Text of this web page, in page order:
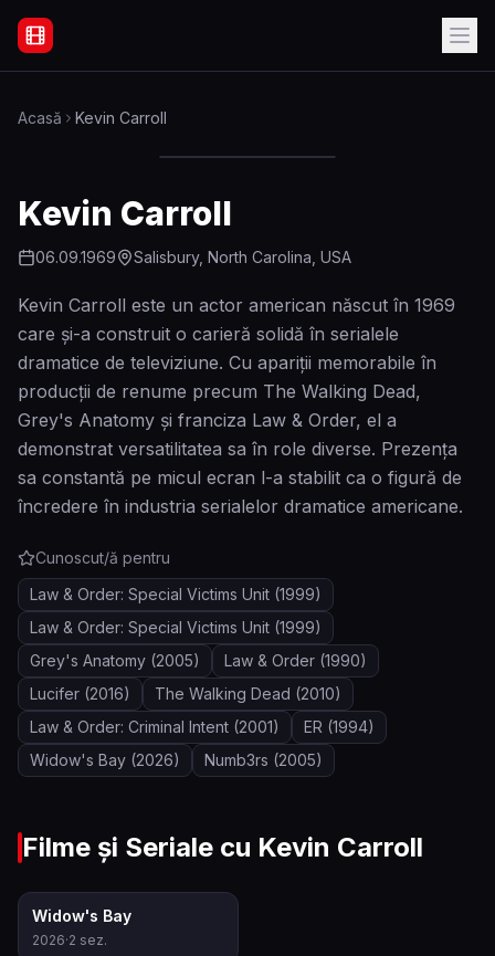
Filme Online Subtitrate - Acasă
Acasă Kevin Carroll
Kevin Carroll
06.09.1969 Salisbury, North Carolina, USA
Kevin Carroll este un actor american născut în 1969
care și-a construit o carieră solidă în serialele
dramatice de televiziune. Cu apariții memorabile în
producții de renume precum The Walking Dead,
Grey's Anatomy și franciza Law & Order, el a
demonstrat versatilitatea sa în role diverse. Prezența
sa constantă pe micul ecran l-a stabilit ca o figură de
încredere în industria serialelor dramatice americane.
Cunoscut/ă pentru
Law & Order: Special Victims Unit (1999)
Law & Order: Special Victims Unit (1999)
Grey's Anatomy (2005) Law & Order (1990)
Lucifer (2016) The Walking Dead (2010)
Law & Order: Criminal Intent (2001) ER (1994)
Widow's Bay (2026) Numb3rs (2005)
Filme și Seriale cu Kevin Carroll
Widow's Bay
2026·2 sez.